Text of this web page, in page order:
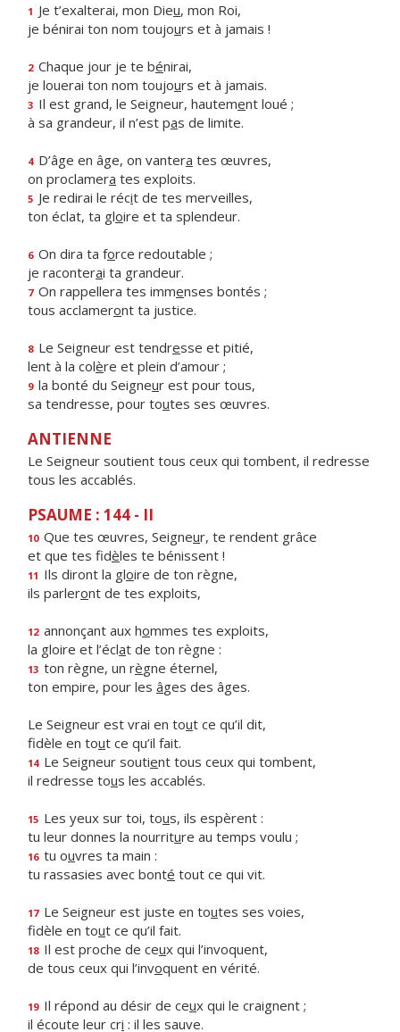
1 Je t’exalterai, mon Dieu, mon Roi,
je bénirai ton nom toujours et à jamais !
2 Chaque jour je te bénirai,
je louerai ton nom toujours et à jamais.
3 Il est grand, le Seigneur, hautement loué ;
à sa grandeur, il n’est pas de limite.
4 D’âge en âge, on vantera tes œuvres,
on proclamera tes exploits.
5 Je redirai le récit de tes merveilles,
ton éclat, ta gloire et ta splendeur.
6 On dira ta force redoutable ;
je raconterai ta grandeur.
7 On rappellera tes immenses bontés ;
tous acclameront ta justice.
8 Le Seigneur est tendresse et pitié,
lent à la colère et plein d’amour ;
9 la bonté du Seigneur est pour tous,
sa tendresse, pour toutes ses œuvres.
ANTIENNE
Le Seigneur soutient tous ceux qui tombent, il redresse
tous les accablés.
PSAUME : 144 - II
10 Que tes œuvres, Seigneur, te rendent grâce
et que tes fidèles te bénissent !
11 Ils diront la gloire de ton règne,
ils parleront de tes exploits,
12 annonçant aux hommes tes exploits,
la gloire et l’éclat de ton règne :
13 ton règne, un règne éternel,
ton empire, pour les âges des âges.
Le Seigneur est vrai en tout ce qu’il dit,
fidèle en tout ce qu’il fait.
14 Le Seigneur soutient tous ceux qui tombent,
il redresse tous les accablés.
15 Les yeux sur toi, tous, ils espèrent :
tu leur donnes la nourriture au temps voulu ;
16 tu ouvres ta main :
tu rassasies avec bonté tout ce qui vit.
17 Le Seigneur est juste en toutes ses voies,
fidèle en tout ce qu’il fait.
18 Il est proche de ceux qui l’invoquent,
de tous ceux qui l’invoquent en vérité.
19 Il répond au désir de ceux qui le craignent ;
il écoute leur cri : il les sauve.